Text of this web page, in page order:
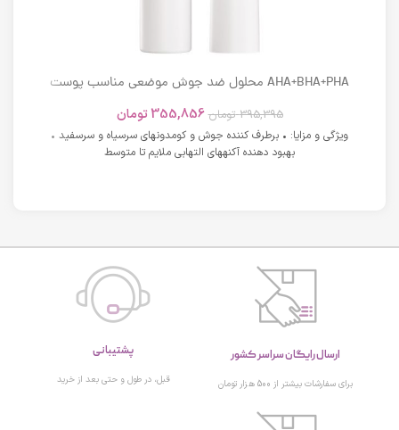
AHA+BHA+PHA محلول ضد جوش موضعی مناسب پوست
395,395 تومان 355,856 تومان
ویژگی و مزایا: • برطرف کننده جوش و کومدونهای سرسیاه و سرسفید •
بهبود دهنده آکنههای التهابی ملایم تا متوسط
ارسال رایگان سراسر کشور
برای سفارشات بیشتر از 500 هزار تومان
پشتیبانی
قبل، در طول و حتی بعد از خرید